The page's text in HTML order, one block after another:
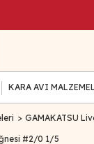
KARA AVI
GAMAKATSU